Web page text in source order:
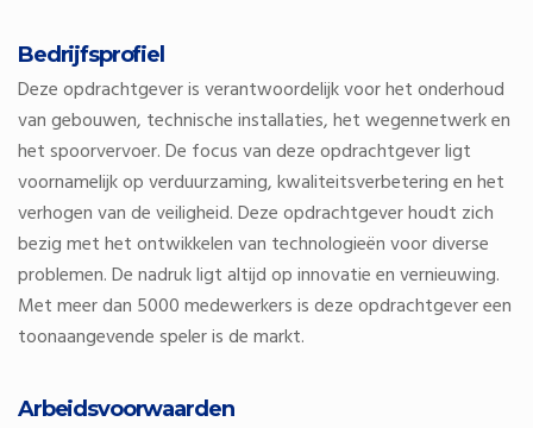
Bedrijfsprofiel
Deze opdrachtgever is verantwoordelijk voor het onderhoud
van gebouwen, technische installaties, het wegennetwerk en
het spoorvervoer. De focus van deze opdrachtgever ligt
voornamelijk op verduurzaming, kwaliteitsverbetering en het
verhogen van de veiligheid. Deze opdrachtgever houdt zich
bezig met het ontwikkelen van technologieën voor diverse
problemen. De nadruk ligt altijd op innovatie en vernieuwing.
Met meer dan 5000 medewerkers is deze opdrachtgever een
toonaangevende speler is de markt.
Arbeidsvoorwaarden